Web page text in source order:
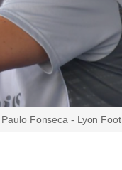
Fonseca - Lyon Foot